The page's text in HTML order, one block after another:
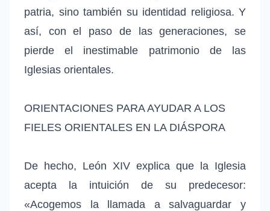
patria, sino también su identidad religiosa. Y
así, con el paso de las generaciones, se
pierde el inestimable patrimonio de las
Iglesias orientales.
ORIENTACIONES PARA AYUDAR A LOS
FIELES ORIENTALES EN LA DIÁSPORA
De hecho, León XIV explica que la Iglesia
acepta la intuición de su predecesor:
«Acogemos la llamada a salvaguardar y